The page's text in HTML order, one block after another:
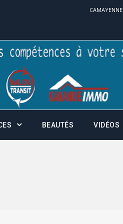
CAMAYENNE
BEAUTÉS VIDÉOS